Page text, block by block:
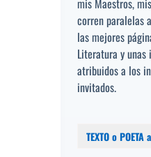
mis Maestros,
corren paralelas
las mejores
Literatura y unas
atribuidos a los
invitados.